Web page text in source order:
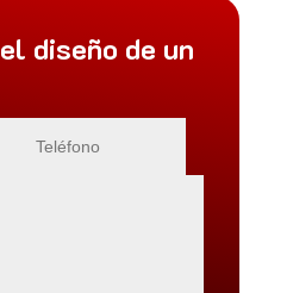
diseño de un